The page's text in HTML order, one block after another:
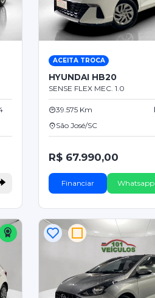
ACEITA TROCA
HYUNDAI HB20
SENSE FLEX MEC. 1.0
39.575 Km
São José/SC
R$ 67.990,00
Financiar Whatsapp